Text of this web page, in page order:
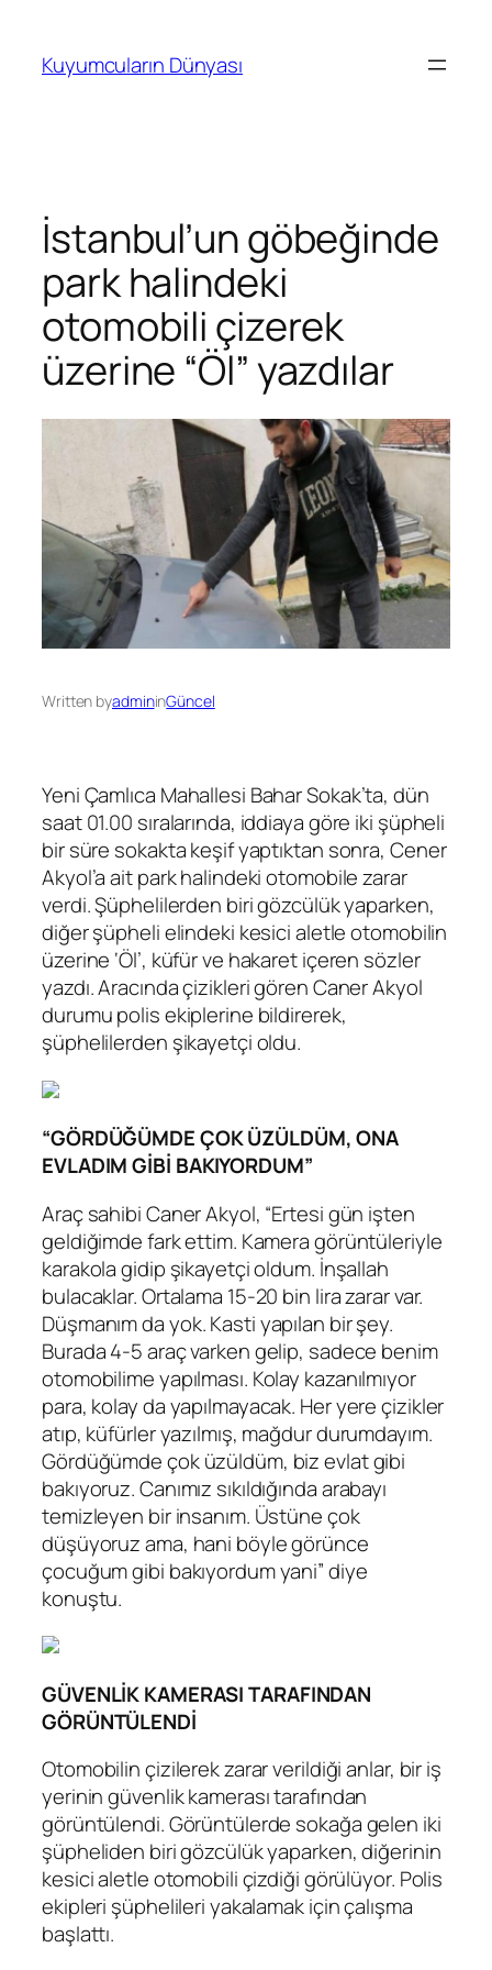
Kuyumcuların Dünyası
İstanbul’un göbeğinde
park halindeki
otomobili çizerek
üzerine “Öl” yazdılar
Written byadmininGüncel
Yeni Çamlıca Mahallesi Bahar Sokak’ta, dün
saat 01.00 sıralarında, iddiaya göre iki şüpheli
bir süre sokakta keşif yaptıktan sonra, Cener
Akyol’a ait park halindeki otomobile zarar
verdi. Şüphelilerden biri gözcülük yaparken,
diğer şüpheli elindeki kesici aletle otomobilin
üzerine ‘Öl’, küfür ve hakaret içeren sözler
yazdı. Aracında çizikleri gören Caner Akyol
durumu polis ekiplerine bildirerek,
şüphelilerden şikayetçi oldu.
“GÖRDÜĞÜMDE ÇOK ÜZÜLDÜM, ONA
EVLADIM GİBİ BAKIYORDUM”
Araç sahibi Caner Akyol, “Ertesi gün işten
geldiğimde fark ettim. Kamera görüntüleriyle
karakola gidip şikayetçi oldum. İnşallah
bulacaklar. Ortalama 15-20 bin lira zarar var.
Düşmanım da yok. Kasti yapılan bir şey.
Burada 4-5 araç varken gelip, sadece benim
otomobilime yapılması. Kolay kazanılmıyor
para, kolay da yapılmayacak. Her yere çizikler
atıp, küfürler yazılmış, mağdur durumdayım.
Gördüğümde çok üzüldüm, biz evlat gibi
bakıyoruz. Canımız sıkıldığında arabayı
temizleyen bir insanım. Üstüne çok
düşüyoruz ama, hani böyle görünce
çocuğum gibi bakıyordum yani” diye
konuştu.
GÜVENLİK KAMERASI TARAFINDAN
GÖRÜNTÜLENDİ
Otomobilin çizilerek zarar verildiği anlar, bir iş
yerinin güvenlik kamerası tarafından
görüntülendi. Görüntülerde sokağa gelen iki
şüpheliden biri gözcülük yaparken, diğerinin
kesici aletle otomobili çizdiği görülüyor. Polis
ekipleri şüphelileri yakalamak için çalışma
başlattı.